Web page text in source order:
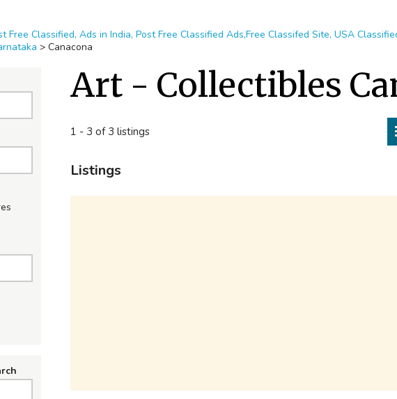
Free Classified, Ads in India, Post Free Classified Ads,Free Classifed Site, USA
> Canacona
Art - Collectibles
1 - 3 of 3 listings
Listings